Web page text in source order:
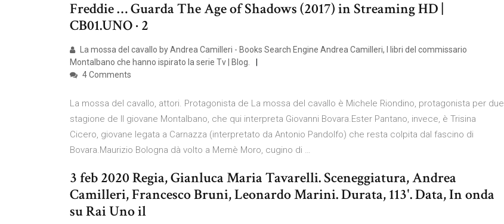
Freddie … Guarda The Age of Shadows (2017) in Streaming HD |
CB01.UNO · 2
La mossa del cavallo by Andrea Camilleri - Books Search Engine Andrea Camilleri, I libri del commissario
Montalbano che hanno ispirato la serie Tv | Blog.
4 Comments
La mossa del cavallo, attori. Protagonista de La mossa del cavallo è Michele Riondino, protagonista per due
stagione de Il giovane Montalbano, che qui interpreta Giovanni Bovara.Ester Pantano, invece, è Trisina
Cicero, giovane legata a Carnazza (interpretato da Antonio Pandolfo) che resta colpita dal fascino di
Bovara.Maurizio Bologna dà volto a Memè Moro, cugino di …
3 feb 2020 Regia, Gianluca Maria Tavarelli. Sceneggiatura, Andrea
Camilleri, Francesco Bruni, Leonardo Marini. Durata, 113'. Data, In onda
su Rai Uno il